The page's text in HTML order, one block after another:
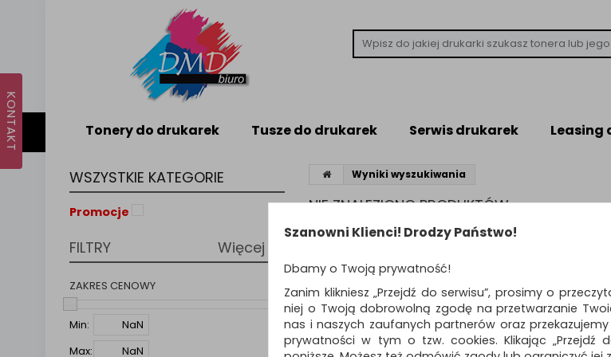
Tonery do drukarek Tusze do drukarek Serwis drukarek Leasing
WSZYSTKIE KATEGORIE
Promocje
FILTRY Więcej
ZAKRES CENOWY
Min:
Max:
Wyniki wyszukiwania
NIE ZNALEZIONO PRODUKTÓW
Nie odnaleziono produktów wg przyjętych kryteriów
Zmień kryteria wyszukiwania zaznaczając inne filtry i
Sprawdź, czy wszystkie słowa zostały poprawnie
Spróbuj użyć innych słów kluczowych.
Szanowni Klienci! Drodzy Państwo!
Dbamy o Twoją prywatność!
Zanim klikniesz „Przejdź do serwisu”, prosimy o
niej o Twoją dobrowolną zgodę na przetwarzanie
nas i naszych zaufanych partnerów oraz
prywatności w tym o tzw. cookies. Klikając „Przejdź